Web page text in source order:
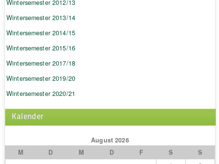
Wintersemester 2012/13
Wintersemester 2013/14
Wintersemester 2014/15
Wintersemester 2015/16
Wintersemester 2017/18
Wintersemester 2019/20
Wintersemester 2020/21
Kalender
August 2026
M
D M D F S
S